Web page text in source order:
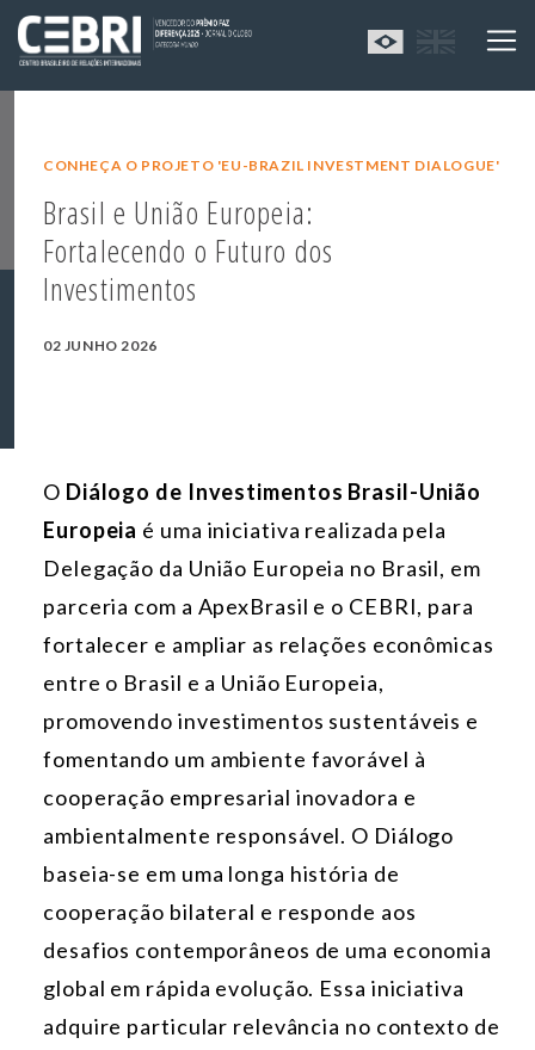
CONHEÇA O PROJETO 'EU-BRAZIL INVESTMENT DIALOGUE'
Brasil e União Europeia:
Fortalecendo o Futuro dos
Investimentos
02 JUNHO 2026
O Diálogo de Investimentos Brasil-União
Europeia é uma iniciativa realizada pela
Delegação da União Europeia no Brasil, em
parceria com a ApexBrasil e o CEBRI, para
fortalecer e ampliar as relações econômicas
entre o Brasil e a União Europeia,
promovendo investimentos sustentáveis e
fomentando um ambiente favorável à
cooperação empresarial inovadora e
ambientalmente responsável. O Diálogo
baseia-se em uma longa história de
cooperação bilateral e responde aos
desafios contemporâneos de uma economia
global em rápida evolução. Essa iniciativa
adquire particular relevância no contexto de